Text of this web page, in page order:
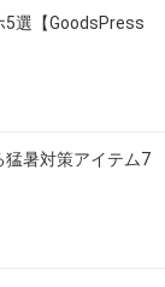
5選【GoodsPress
暑対策アイテム7